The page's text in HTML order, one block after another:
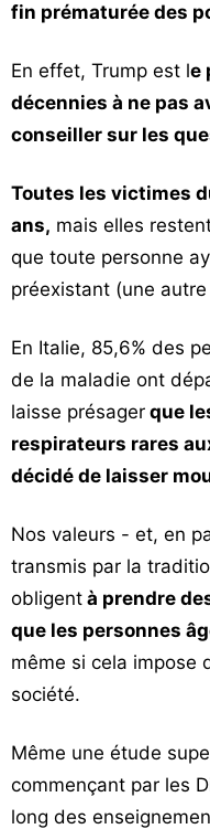
fin prématurée des
En effet, Trump est le
décennies à ne pas
conseiller sur les
Toutes les victimes
ans, mais elles
que toute personne
préexistant (une
En Italie, 85,6% des
de la maladie ont
laisse présager que
respirateurs rares
décidé de laisser
Nos valeurs - et, en
transmis par la
obligent à prendre
que les personnes
même si cela impose
société.
Même une étude
commençant par les
long des